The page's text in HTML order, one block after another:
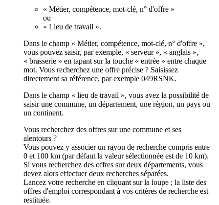
« Métier, compétence, mot-clé, n° d'offre »
ou
« Lieu de travail ».
Dans le champ « Métier, compétence, mot-clé, n° d'offre »,
vous pouvez saisir, par exemple, « serveur », « anglais »,
« brasserie » en tapant sur la touche « entrée » entre chaque
mot. Vous recherchez une offre précise ? Saisissez
directement sa référence, par exemple 049RSNK.
Dans le champ « lieu de travail », vous avez la possibilité de
saisir une commune, un département, une région, un pays ou
un continent.
Vous recherchez des offres sur une commune et ses
alentours ?
Vous pouvez y associer un rayon de recherche compris entre
0 et 100 km (par défaut la valeur sélectionnée est de 10 km).
Si vous recherchez des offres sur deux départements, vous
devez alors effectuer deux recherches séparées.
Lancez votre recherche en cliquant sur la loupe ; la liste des
offres d'emploi correspondant à vos critères de recherche est
restituée.